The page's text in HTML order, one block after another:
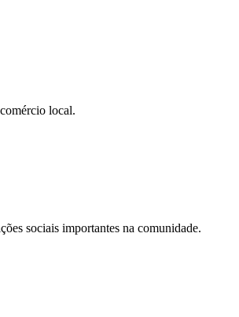
local.
sociais importantes na comunidade.